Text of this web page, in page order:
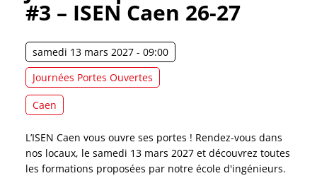
#3 – ISEN Caen 26-27
samedi 13 mars 2027 - 09:00
Journées Portes Ouvertes
Caen
L’ISEN Caen vous ouvre ses portes ! Rendez-vous dans
nos locaux, le samedi 13 mars 2027 et découvrez toutes
les formations proposées par notre école d'ingénieurs.